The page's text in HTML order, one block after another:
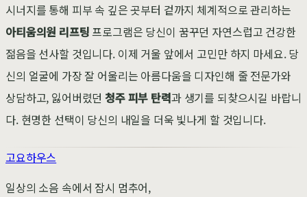
시너지를 통해 피부 속 깊은 곳부터 겉까지 체계적으로 관리하는
아티움의원 리프팅프로그램은 당신이 꿈꾸던 자연스럽고 건강한
젊음을 선사할 것입니다. 이제 거울 앞에서 고민만 하지 마세요. 당
신의 얼굴에 가장 잘 어울리는 아름다움을 디자인해 줄 전문가와
상담하고, 잃어버렸던청주 피부 탄력과 생기를 되찾으시길 바랍니
다. 현명한 선택이 당신의 내일을 더욱 빛나게 할 것입니다.
고요하우스
일상의 소음 속에서 잠시 멈추어,